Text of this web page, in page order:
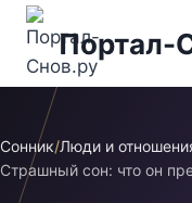
Перейти
содержимому
Портал-
Сонник/Люди и
Страшный сон: что он